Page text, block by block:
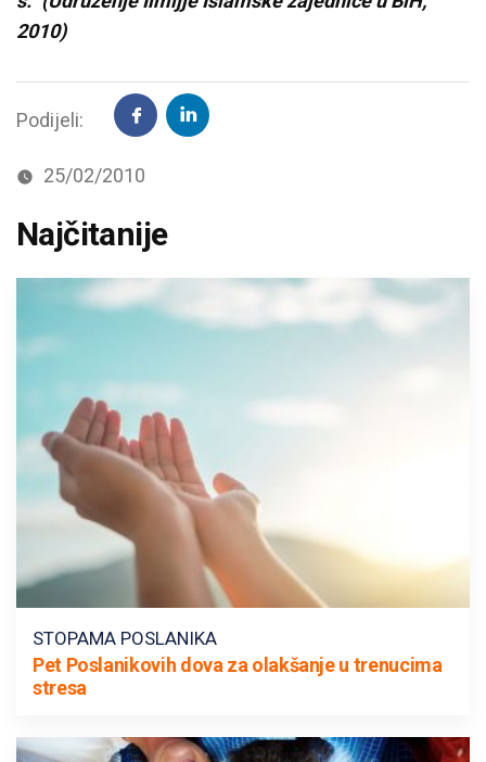
2010)
Podijeli:
25/02/2010
Najčitanije
STOPAMA POSLANIKA
Pet Poslanikovih dova za olakšanje u trenucima
stresa